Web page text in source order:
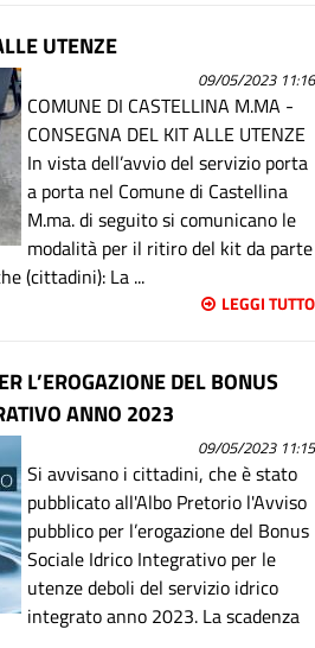
UTENZE
09/05/2023 11:16
COMUNE DI CASTELLINA M.MA -
CONSEGNA DEL KIT ALLE UTENZE
In vista dell’avvio del servizio porta
a porta nel Comune di Castellina
M.ma. di seguito si comunicano le
modalità per il ritiro del kit da parte
(cittadini): La ...
LEGGI TUTTO
L’EROGAZIONE DEL BONUS
ANNO 2023
09/05/2023 11:15
Si avvisano i cittadini, che è stato
pubblicato all'Albo Pretorio l'Avviso
pubblico per l’erogazione del Bonus
Sociale Idrico Integrativo per le
utenze deboli del servizio idrico
integrato anno 2023. La scadenza